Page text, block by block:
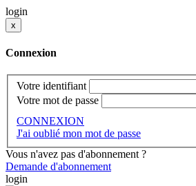
login
x
Connexion
Votre identifiant
Votre mot de passe
CONNEXION
J'ai oublié mon mot de passe
Vous n'avez pas d'abonnement ?
Demande d'abonnement
login